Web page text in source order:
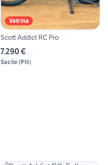
Vetrina
Scott Addict RC Pro
7.290 €
Sacile(PN)